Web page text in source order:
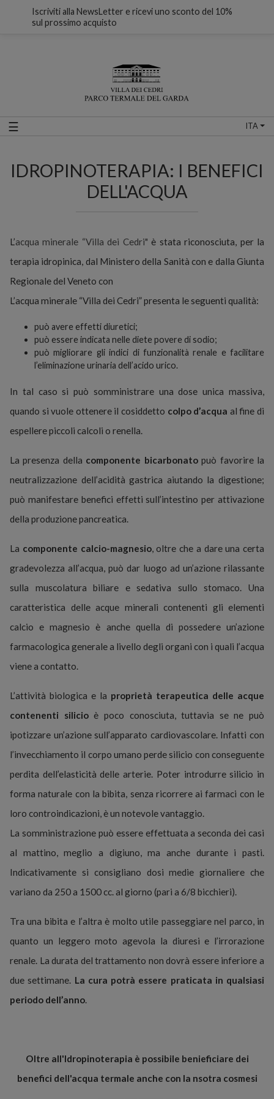
☰ ITA
IDROPINOTERAPIA: I BENEFICI
DELL'ACQUA
L’acqua minerale “Villa dei Cedri" è stata riconosciuta, per la
terapia idropinica, dal Ministero della Sanità con e dalla Giunta
Regionale del Veneto con
L’acqua minerale “Villa dei Cedri” presenta le seguenti qualità:
può avere effetti diuretici;
può essere indicata nelle diete povere di sodio;
può migliorare gli indici di funzionalità renale e facilitare
l’eliminazione urinaria dell’acido urico.
In tal caso si può somministrare una dose unica massiva,
quando si vuole ottenere il cosiddetto colpo d’acqua al fine di
espellere piccoli calcoli o renella.
La presenza della componente bicarbonatopuò favorire la
neutralizzazione dell’acidità gastrica aiutando la digestione;
può manifestare benefici effetti sull’intestino per attivazione
della produzione pancreatica.
La componente calcio-magnesio, oltre che a dare una certa
gradevolezza all’acqua, può dar luogo ad un’azione rilassante
sulla muscolatura biliare e sedativa sullo stomaco. Una
caratteristica delle acque minerali contenenti gli elementi
calcio e magnesio è anche quella di possedere un’azione
farmacologica generale a livello degli organi con i quali l’acqua
viene a contatto.
L’attività biologica e la proprietà terapeutica delle acque
contenenti silicioè poco conosciuta, tuttavia se ne può
ipotizzare un’azione sull’apparato cardiovascolare. Infatti con
l’invecchiamento il corpo umano perde silicio con conseguente
perdita dell’elasticità delle arterie. Poter introdurre silicio in
forma naturale con la bibita, senza ricorrere ai farmaci con le
loro controindicazioni, è un notevole vantaggio.
La somministrazione può essere effettuata a seconda dei casi
al mattino, meglio a digiuno, ma anche durante i pasti.
Indicativamente si consigliano dosi medie giornaliere che
variano da 250 a 1500 cc. al giorno (pari a 6/8 bicchieri).
Tra una bibita e l’altra è molto utile passeggiare nel parco, in
quanto un leggero moto agevola la diuresi e l’irrorazione
renale. La durata del trattamento non dovrà essere inferiore a
due settimane. La cura potrà essere praticata in qualsiasi
periodo dell’anno.
Oltre all'Idropinoterapia è possibile benieficiare dei
benefici dell'acqua termale anche con la nsotra cosmesi
Iscriviti alla NewsLetter e ricevi uno sconto del 10%
sul prossimo acquisto